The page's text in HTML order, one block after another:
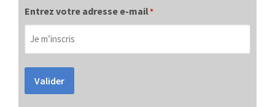
Entrez votre adresse e-mail*
Valider